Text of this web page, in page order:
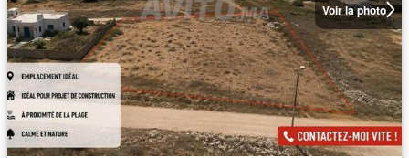
Voir la photo